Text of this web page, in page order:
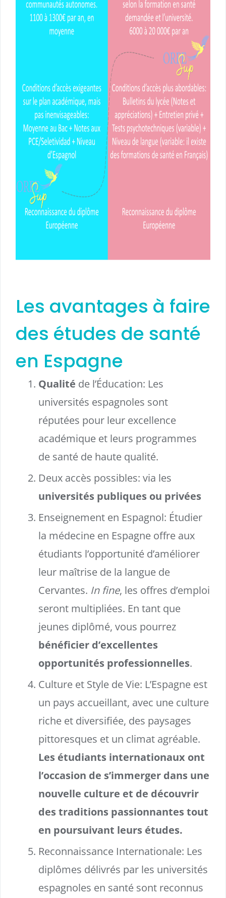
Les avantages à faire
des études de santé
en Espagne
Qualité de l’Éducation: Les
universités espagnoles sont
réputées pour leur excellence
académique et leurs programmes
de santé de haute qualité.
Deux accès possibles: via les
universités publiques ou privées
Enseignement en Espagnol: Étudier
la médecine en Espagne offre aux
étudiants l’opportunité d’améliorer
leur maîtrise de la langue de
Cervantes. In fine, les offres d’emploi
seront multipliées. En tant que
jeunes diplômé, vous pourrez
bénéficier d’excellentes
opportunités professionnelles.
Culture et Style de Vie: L’Espagne est
un pays accueillant, avec une culture
riche et diversifiée, des paysages
pittoresques et un climat agréable.
Les étudiants internationaux ont
l’occasion de s’immerger dans une
nouvelle culture et de découvrir
des traditions passionnantes tout
en poursuivant leurs études.
Reconnaissance Internationale: Les
diplômes délivrés par les universités
espagnoles en santé sont reconnus